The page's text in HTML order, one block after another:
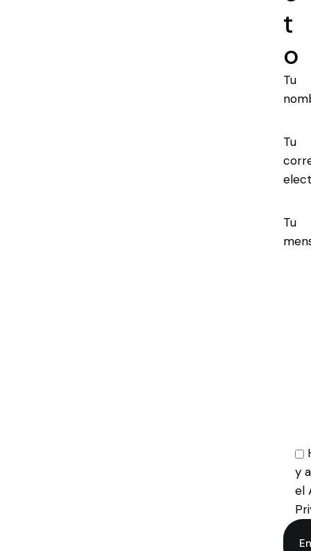
t
o
Tu
Tu
Tu
y
el